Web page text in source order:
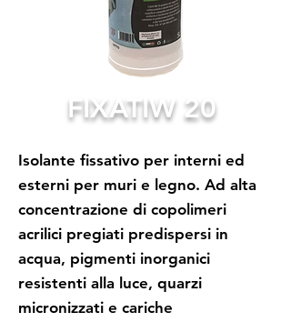
FIXATIW 20
Isolante fissativo per interni ed
esterni per muri e legno. Ad alta
concentrazione di copolimeri
acrilici pregiati predispersi in
acqua, pigmenti inorganici
resistenti alla luce, quarzi
micronizzati e cariche